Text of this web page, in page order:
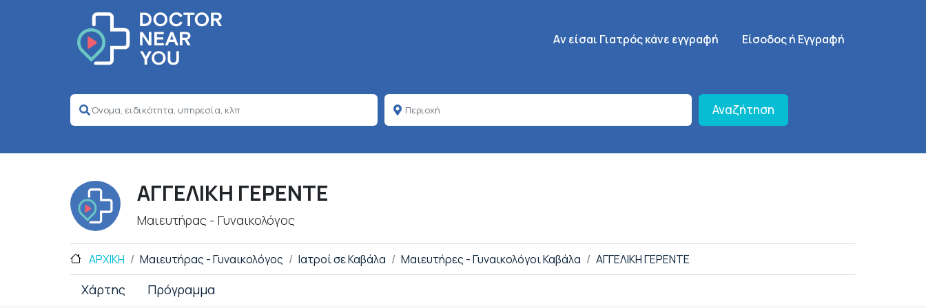
Κεντρική πλοήγηση
Aν είσαι Γιατρός κάνε εγγραφή SignUp Menu
Είσοδος ή Εγγραφή
Αναζήτηση
ΑΓΓΕΛΙΚΗ ΓΕΡΕΝΤΕ
Μαιευτήρας - Γυναικολόγος
ΑΡΧΙΚΗ Μαιευτήρας - Γυναικολόγος Ιατροί σε Καβάλα Μαιευτήρες - Γυναικολόγοι Καβάλα ΑΓΓΕΛΙΚΗ ΓΕΡΕΝΤΕ
Χάρτης Πρόγραμμα